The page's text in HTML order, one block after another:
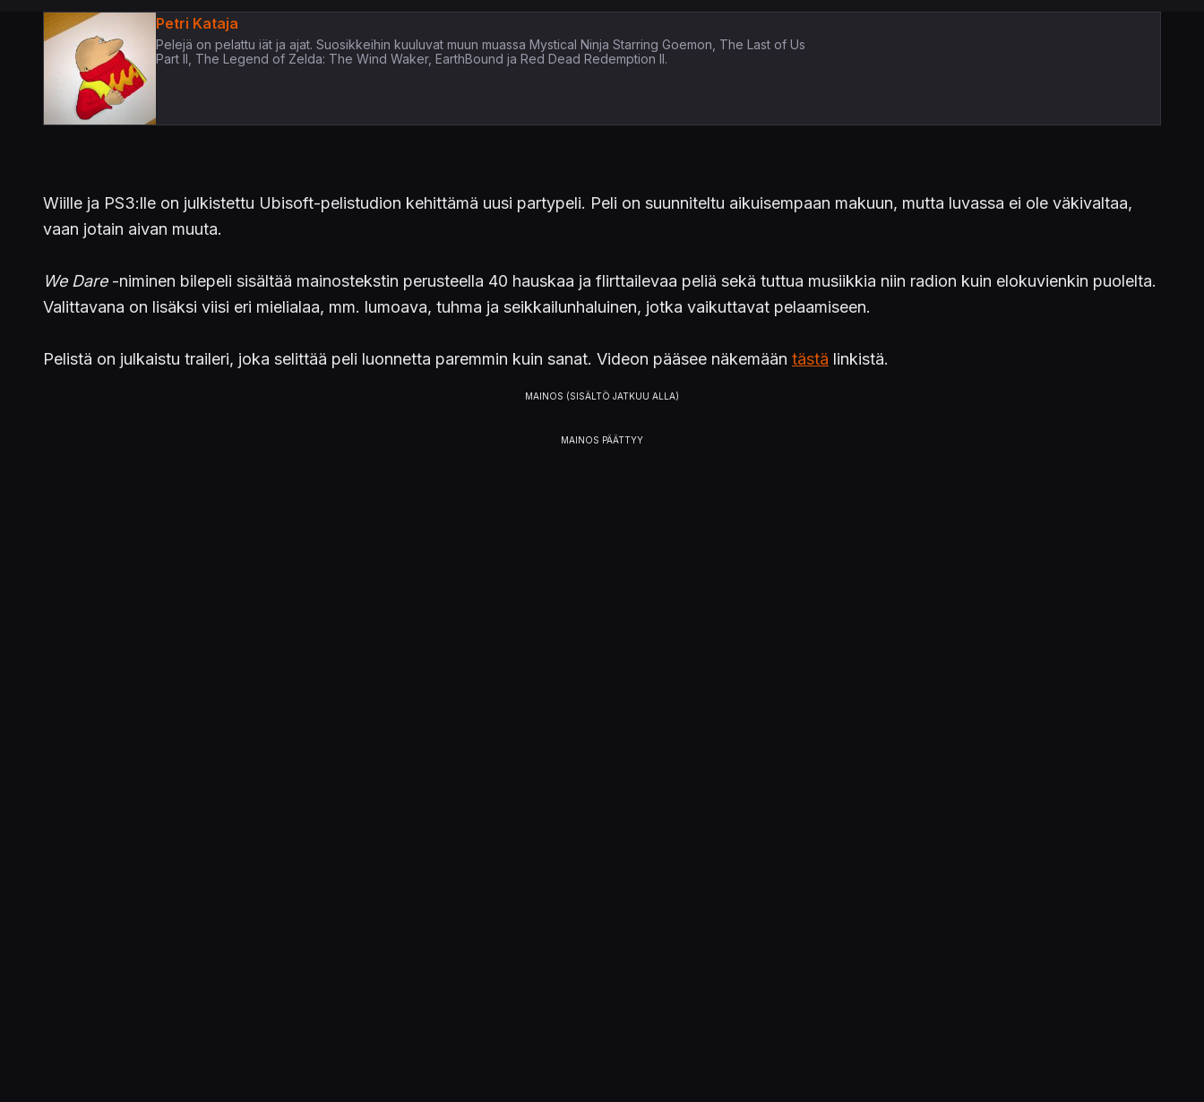
Petri Kataja
Pelejä on pelattu iät ja ajat. Suosikkeihin kuuluvat muun muassa Mystical Ninja Starring Goemon, The Last of Us
Part II, The Legend of Zelda: The Wind Waker, EarthBound ja Red Dead Redemption II.
Wiille ja PS3:lle on julkistettu Ubisoft-pelistudion kehittämä uusi partypeli. Peli on suunniteltu aikuisempaan makuun, mutta luvassa ei ole väkivaltaa,
vaan jotain aivan muuta.
We Dare-niminen bilepeli sisältää mainostekstin perusteella 40 hauskaa ja flirttailevaa peliä sekä tuttua musiikkia niin radion kuin elokuvienkin puolelta.
Valittavana on lisäksi viisi eri mielialaa, mm. lumoava, tuhma ja seikkailunhaluinen, jotka vaikuttavat pelaamiseen.
Pelistä on julkaistu traileri, joka selittää peli luonnetta paremmin kuin sanat. Videon pääsee näkemään tästä linkistä.